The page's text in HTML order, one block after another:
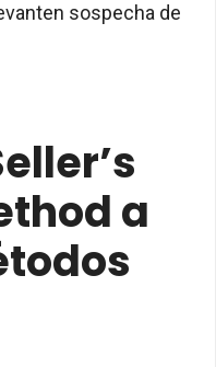
sospecha de
a